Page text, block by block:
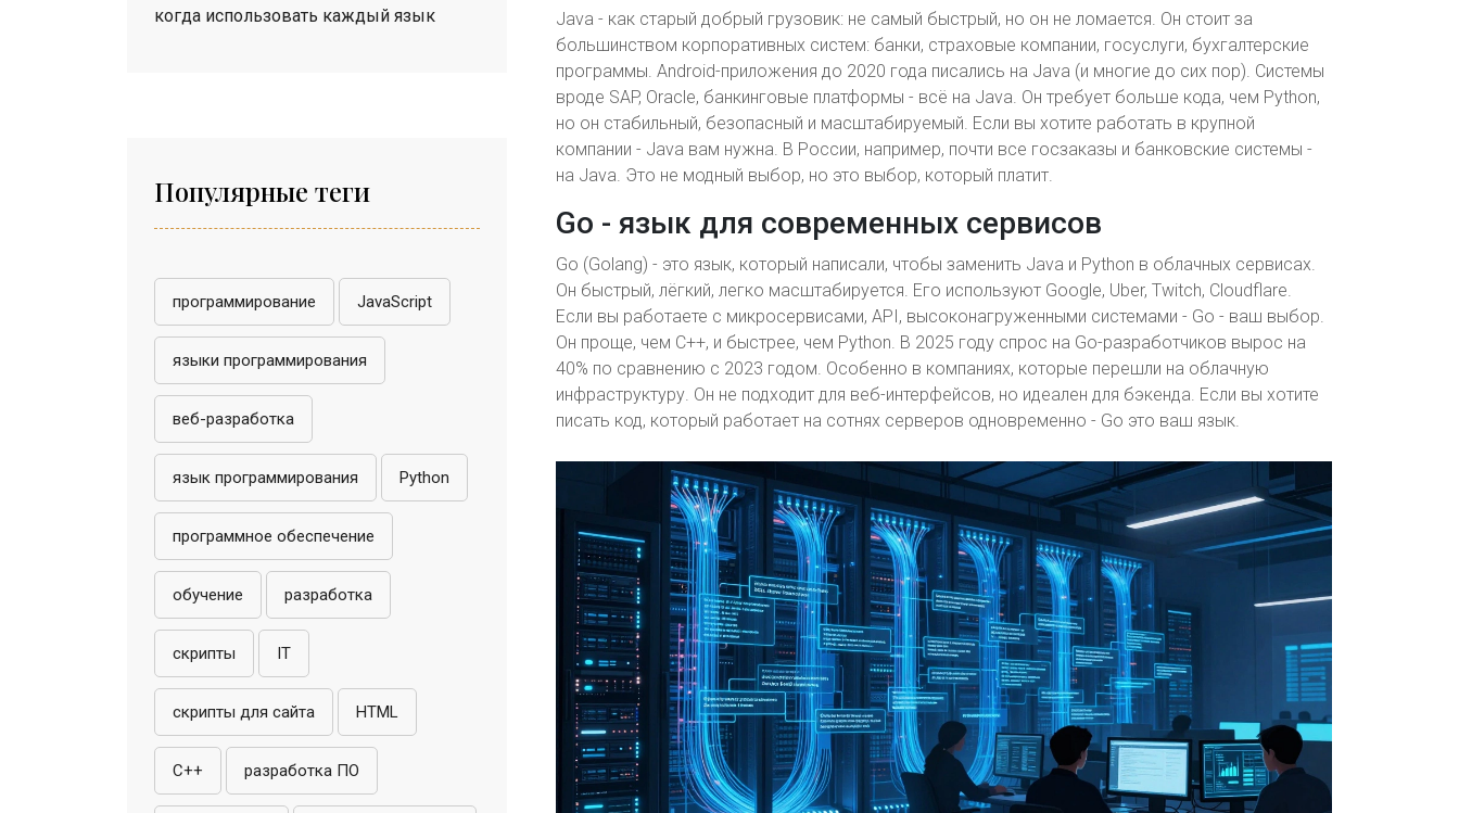
когда использовать каждый язык
Популярные теги
программирование JavaScript
языки программирования
веб-разработка
язык программирования Python
программное обеспечение
обучение разработка
скрипты IT
скрипты для сайта HTML
C++ разработка ПО
Java - как старый добрый грузовик: не самый быстрый, но он не ломается. Он стоит за
большинством корпоративных систем: банки, страховые компании, госуслуги, бухгалтерские
программы. Android-приложения до 2020 года писались на Java (и многие до сих пор). Системы
вроде SAP, Oracle, банкинговые платформы - всё на Java. Он требует больше кода, чем Python,
но он стабильный, безопасный и масштабируемый. Если вы хотите работать в крупной
компании - Java вам нужна. В России, например, почти все госзаказы и банковские системы -
на Java. Это не модный выбор, но это выбор, который платит.
Go - язык для современных сервисов
Go (Golang) - это язык, который написали, чтобы заменить Java и Python в облачных сервисах.
Он быстрый, лёгкий, легко масштабируется. Его используют Google, Uber, Twitch, Cloudflare.
Если вы работаете с микросервисами, API, высоконагруженными системами - Go - ваш выбор.
Он проще, чем C++, и быстрее, чем Python. В 2025 году спрос на Go-разработчиков вырос на
40% по сравнению с 2023 годом. Особенно в компаниях, которые перешли на облачную
инфраструктуру. Он не подходит для веб-интерфейсов, но идеален для бэкенда. Если вы хотите
писать код, который работает на сотнях серверов одновременно - Go это ваш язык.